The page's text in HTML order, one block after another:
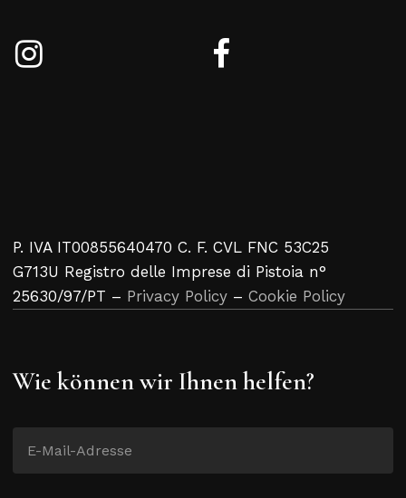
P. IVA IT00855640470 C. F. CVL FNC 53C25
G713U Registro delle Imprese di Pistoia n°
25630/97/PT – Privacy Policy – Cookie Policy
Wie können wir Ihnen helfen?